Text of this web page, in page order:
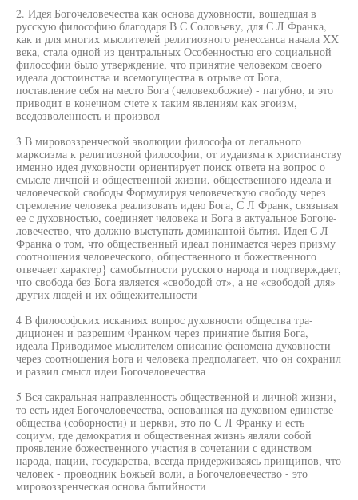
2. Идея Богочеловечества как основа духовности, вошедшая в
русскую философию благодаря В С Соловьеву, для С Л Франка,
как и для многих мыслителей религиозного ренессанса начала XX
века, стала одной из центральных Особенностью его социальной
философии было утверждение, что принятие человеком своего
идеала достоинства и всемогущества в отрыве от Бога,
поставление себя на место Бога (человекобожие) - пагубно, и это
приводит в конечном счете к таким явлениям как эгоизм,
вседозволенность и произвол
3 В мировоззренческой эволюции философа от легального
марксизма к религиозной философии, от иудаизма к христианству
именно идея духовности ориентирует поиск ответа на вопрос о
смысле личной и общественной жизни, общественного идеала и
человеческой свободы Формулируя человеческую свободу через
стремление человека реализовать идею Бога, С Л Франк, связывая
ее с духовностью, соединяет человека и Бога в актуальное Богоче-
ловечество, что должно выступать доминантой бытия. Идея С Л
Франка о том, что общественный идеал понимается через призму
соотношения человеческого, общественного и божественного
отвечает характер} самобытности русского народа и подтверждает,
что свобода без Бога является «свободой от», а не «свободой для»
других людей и их общежительности
4 В философских исканиях вопрос духовности общества тра-
диционен и разрешим Франком через принятие бытия Бога,
идеала Приводимое мыслителем описание феномена духовности
через соотношения Бога и человека предполагает, что он сохранил
и развил смысл идеи Богочеловечества
5 Вся сакральная направленность общественной и личной жизни,
то есть идея Богочеловечества, основанная на духовном единстве
общества (соборности) и церкви, это по С Л Франку и есть
социум, где демократия и общественная жизнь являли собой
проявление божественного участия в сочетании с единством
народа, нации, государства, всегда придерживаясь принципов, что
человек - проводник Божьей воли, а Богочеловечество - это
мировоззренческая основа бытийности